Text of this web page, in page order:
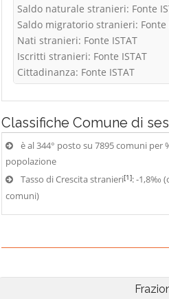
Saldo naturale stranieri: Fonte
Saldo migratorio stranieri: Fonte
Nati stranieri: Fonte ISTAT
Iscritti stranieri: Fonte ISTAT
Cittadinanza: Fonte ISTAT
Classifiche Comune di
è al 344° posto su 7895 comuni per
popolazione
Tasso di Crescita stranieri[1]: -1,8‰
comuni)